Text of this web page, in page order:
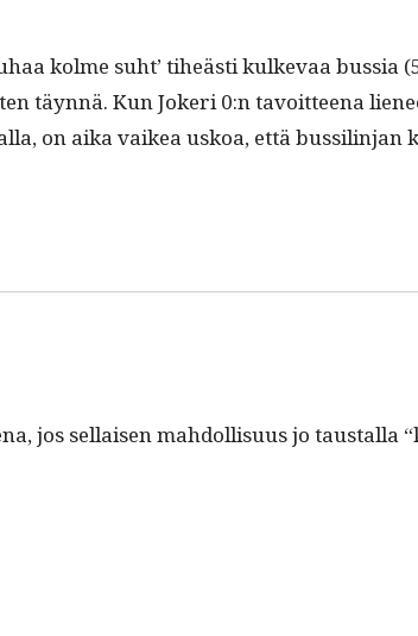
kolme suht’ tiheästi kulke­vaa bus­sia
täyn­nä. Kun Jok­eri 0:n tavoit­teena
on aika vaikea uskoa, että bus­sil­in­jan
jos sel­l­aisen mah­dol­lisu­us jo taustal­la